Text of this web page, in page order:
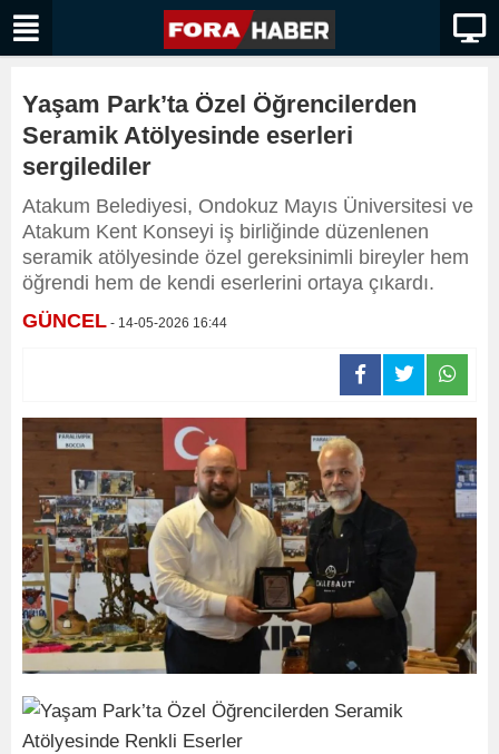
Yaşam Park’ta Özel Öğrencilerden
Seramik Atölyesinde eserleri
sergilediler
Atakum Belediyesi, Ondokuz Mayıs Üniversitesi ve
Atakum Kent Konseyi iş birliğinde düzenlenen
seramik atölyesinde özel gereksinimli bireyler hem
öğrendi hem de kendi eserlerini ortaya çıkardı.
GÜNCEL - 14-05-2026 16:44